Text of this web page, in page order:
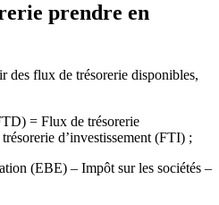
prendre en
des flux de trésorerie disponibles,
= Flux de trésorerie
d’investissement (FTI) ;
(EBE) – Impôt sur les sociétés –